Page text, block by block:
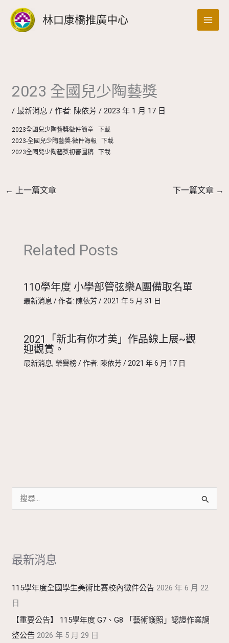
林口康橋推廣中心
2023 全國兒少陶藝獎
/最新消息 / 作者: 陳依芳 /2023 年 1 月 17 日
2023全國兒少陶藝獎徵件簡章
下載
2023-全國兒少陶藝獎-徵件海報
下載
2023全國兒少陶藝獎初審圖稿
下載
← 上一篇文章 下一篇文章 →
Related Posts
110學年度 小學部管弦樂A團備取名單
最新消息 / 作者: 陳依芳/2021 年 5 月 31 日
2021「新北有你才美」作品線上展~觀
迎觀賞。
最新消息, 榮譽榜/ 作者: 陳依芳/2021 年 6 月 17 日
字
最新消息
115學年度全國學生美術比賽校內徵件公告 2026 年 6 月 22
日
【重要公告】 115學年度 G7、G8 「藝術護照」認證作業調
整公告 2026 年 5 月 29 日
尋